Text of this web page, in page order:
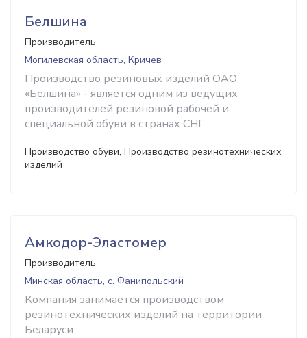
Белшина
Производитель
Могилевская область, Кричев
Производство резиновых изделий ОАО
«Белшина» - является одним из ведущих
производителей резиновой рабочей и
специальной обуви в странах СНГ.
Производство обуви, Производство резинотехнических
изделий
Амкодор-Эластомер
Производитель
Минская область, с. Фанипольский
Компания занимается производством
резинотехнических изделий на территории
Беларуси.